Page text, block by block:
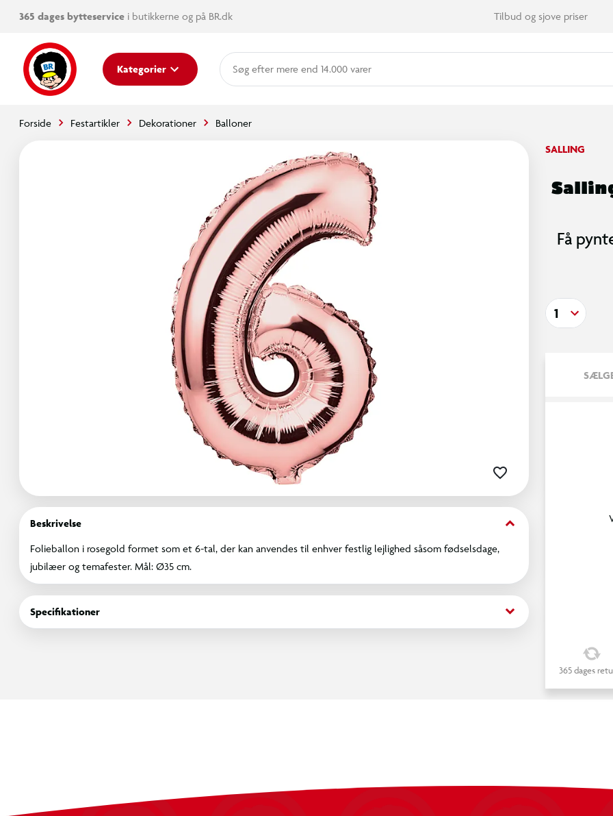
365 dages bytteservice i butikkerne og på BR.dk Tilbud og sjove priser
Kategorier mere end 14.000 varer
Forside Festartikler Dekorationer Balloner
Beskrivelse keyboard_arrow_down
Folieballon i rosegold formet som et 6-tal, der kan anvendes til enhver festlig lejlighed såsom fødselsdage,
jubilæer og temafester. Mål: Ø35 cm.
Specifikationer keyboard_arrow_down
SALLING
Få
1
365 dages